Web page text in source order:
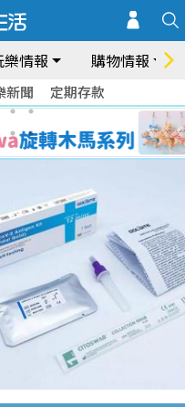
樂情報 購物情報
新聞 定期存款